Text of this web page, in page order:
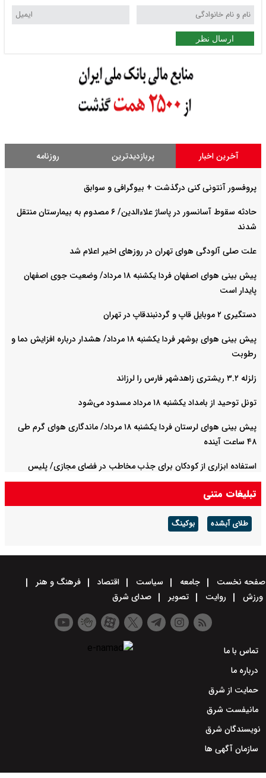
ارسال نظر
آخرین اخبار پربازدیدترین روزنامه
پروفسور آنتونی کنی درگذشت + بیوگرافی و سوابق
حادثه سقوط آسانسور در پاساژ علاءالدین/ ۶ مصدوم به بیمارستان منتقل
شدند
علت صلی آلودگی هوای تهران در روزهای اخیر اعلام شد
پیش بینی هوای اصفهان فردا یکشنبه ۱۸ مرداد/ وضعیت جوی اصفهان
پایدار است
دستگیری ۲ موبایل قاپ و گردنبندقاپ در تهران
پیش بینی هوای بوشهر فردا یکشنبه ۱۸ مرداد/ هشدار درباره افزایش دما و
رطوبت
زلزله ۳.۲ ریشتری زاهدشهر فارس را لرزاند
تونل توحید از بامداد یکشنبه ۱۸ مرداد مسدود می‌شود
پیش بینی هوای لرستان فردا یکشنبه ۱۸ مرداد/ ماندگاری هوای گرم طی
۴۸ ساعت آینده
استفاده ابزاری از کودکان برای جذب مخاطب در فضای مجازی/ پلیس
پایتخت اطلاعیه داد
تبلیغات متنی
طلای آبشده بوکینگ
صفحه نخست جامعه سیاست اقتصاد
فرهنگ و هنر
ورزش
روایت تصویر صدای شرق
تماس با ما
درباره ما
حمایت از شرق
مانیفست شرق
نویسندگان شرق
سازمان آگهی ها